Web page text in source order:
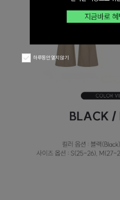
하루동안 열지 않기